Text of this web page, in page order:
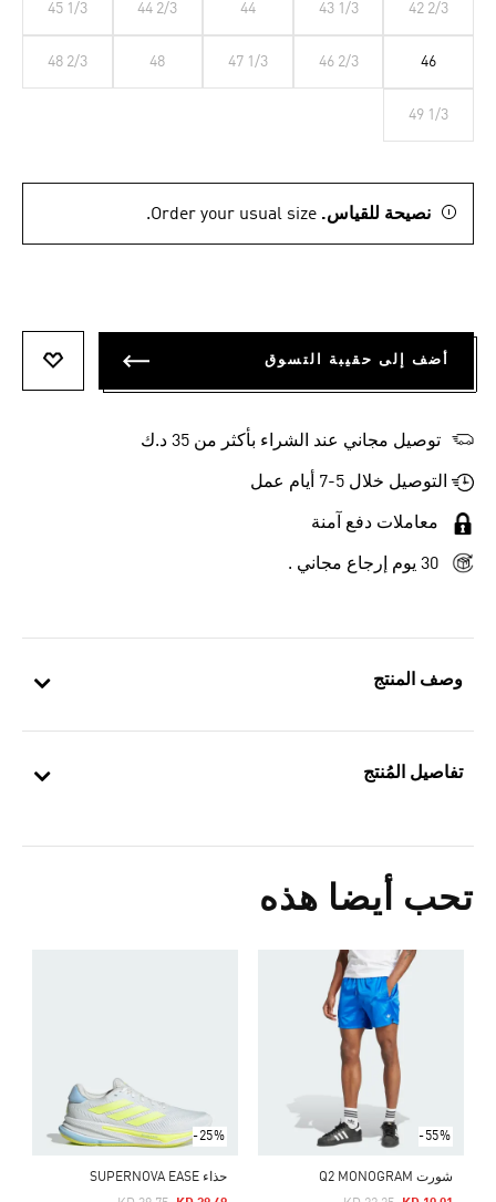
وصف المنتج
تفاصيل المُنتج
تحب أيضا هذه
-55%
شورت Q2 MONOGRAM
-25%
حذاء SUPERNOVA EASE
42 2/3
43 1/3
44
44 2/3
45 1/3
46
46 2/3
47 1/3
48
48 2/3
49 1/3
نصيحة للقياس. Order your usual size.
أضف إلى حقيبة التسوق
توصيل مجاني عند الشراء بأكثر من 35 د.ك
التوصيل خلال 5-7 أيام عمل
معاملات دفع آمنة